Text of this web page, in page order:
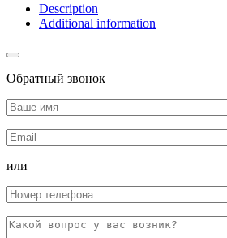
Description
Additional information
Обратный звонок
или